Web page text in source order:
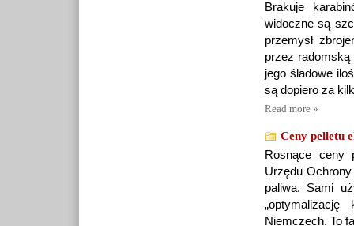
Brakuje
widoczne są
przemysł
przez
jego śladowe
są dopiero za
Read more »
Ceny pelletu
Rosnące ceny
Urzędu
paliwa. Sami
Niemczech. To